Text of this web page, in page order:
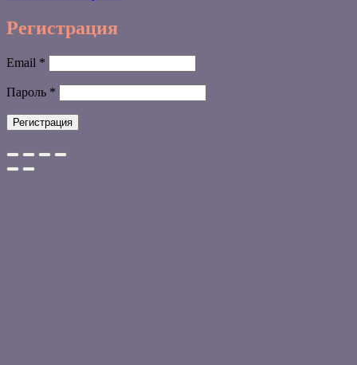
Регистрация
Email *
Пароль *
Регистрация